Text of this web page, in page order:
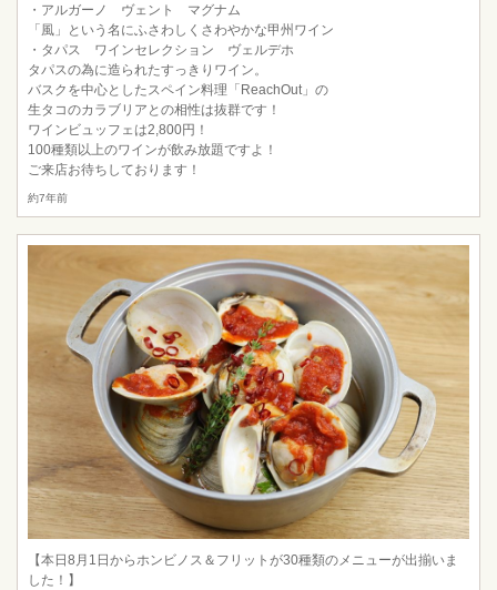
・アルガーノ ヴェント マグナム
「風」という名にふさわしくさわやかな甲州ワイン
・タパス ワインセレクション ヴェルデホ
タパスの為に造られたすっきりワイン。
バスクを中心としたスペイン料理「ReachOut」の
生タコのカラブリアとの相性は抜群です！
ワインビュッフェは2,800円！
100種類以上のワインが飲み放題ですよ！
ご来店お待ちしております！
約7年前
【本日8月1日からホンビノス＆フリットが30種類のメニューが出揃いま
した！】